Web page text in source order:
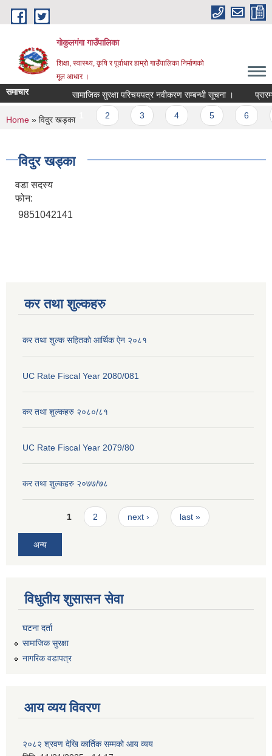
Skip to main content
गोकुलगंगा गाउँपालिका
शिक्षा, स्वास्थ्य, कृषि र पूर्वाधार हाम्रो गाउँपालिका निर्माणको
मूल आधार ।
समाचार सामाजिक सुरक्षा परिचयपत्र नवीकरण सम्बन्धी सूचना ।
Pages
1
You are here
Home » विदुर खड्का
विदुर खड्का
वडा सदस्य
फोन:
9851042141
कर तथा शुल्कहरु
कर तथा शुल्क सहितको आर्थिक ऐन २०८१
UC Rate Fiscal Year 2080/081
कर तथा शुल्कहरु २०८०/८१
UC Rate Fiscal Year 2079/80
कर तथा शुल्कहरु २०७७/७८
Pages1 2 next › last »
अन्य
विधुतीय शुसासन सेवा
घटना दर्ता
सामाजिक सुरक्षा
नागरिक वडापत्र
आय व्यय विवरण
२०८२ श्रवण देखि कार्तिक सम्मको आय व्यय